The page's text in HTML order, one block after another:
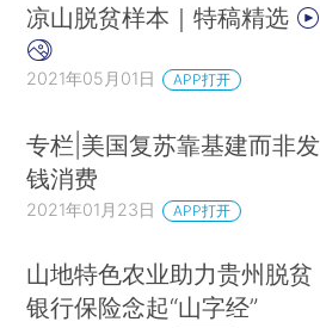
凉山脱贫样本｜特稿精选
2021年05月01日 APP打开
专栏|美国复苏靠基建而非发
钱消费
2021年01月23日 APP打开
山地特色农业助力贵州脱贫
银行保险念起“山字经”